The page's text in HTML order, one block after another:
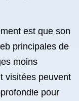
est que son
principales de
moins
visitées peuvent
pour